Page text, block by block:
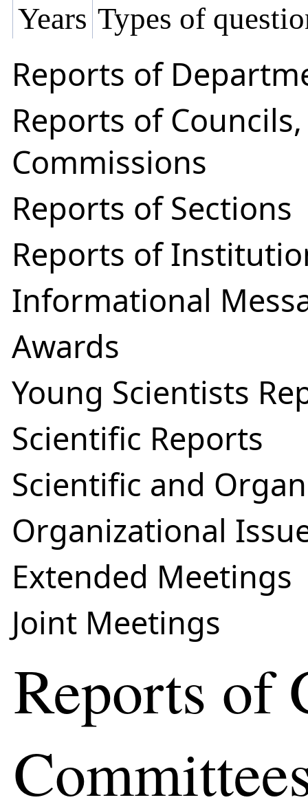
Years Types of
Reports of
Reports of
Commissions
Reports of Sections
Reports of
Informational
Awards
Young Scientists
Scientific Reports
Scientific and
Organizational
Extended Meetings
Joint Meetings
Reports of